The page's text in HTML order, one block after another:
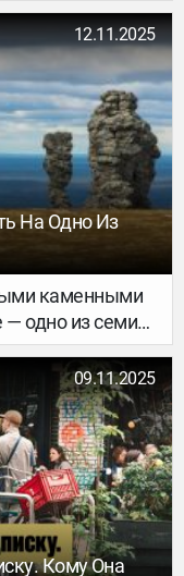
12.11.2025
На Одно Из
каменными
— одно из семи
бескрайней
не так уж и
туризма, но
как и когда
ехать, нужно ли
лучше
09.11.2025
Кому Она